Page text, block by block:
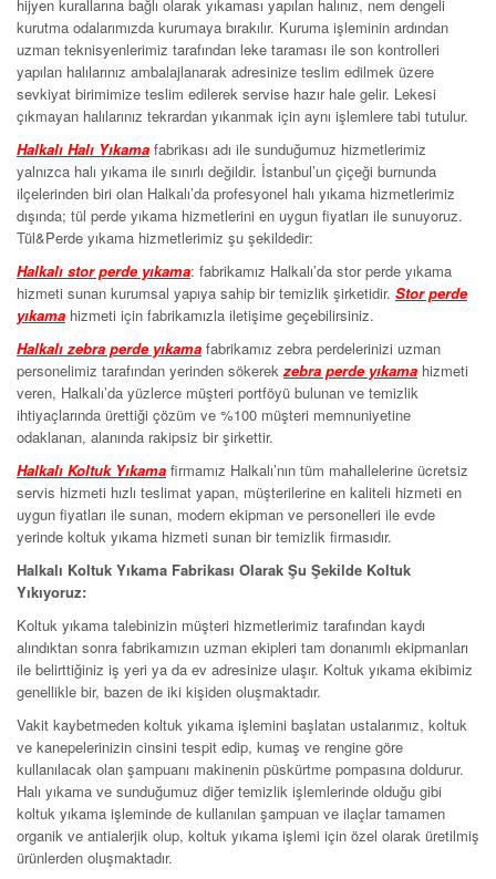
hijyen kurallarına bağlı olarak yıkaması yapılan halınız, nem dengeli
kurutma odalarımızda kurumaya bırakılır. Kuruma işleminin ardından
uzman teknisyenlerimiz tarafından leke taraması ile son kontrolleri
yapılan halılarınız ambalajlanarak adresinize teslim edilmek üzere
sevkiyat birimimize teslim edilerek servise hazır hale gelir. Lekesi
çıkmayan halılarınız tekrardan yıkanmak için aynı işlemlere tabi tutulur.
Halkalı Halı Yıkama fabrikası adı ile sunduğumuz hizmetlerimiz
yalnızca halı yıkama ile sınırlı değildir. İstanbul’un çiçeği burnunda
ilçelerinden biri olan Halkalı’da profesyonel halı yıkama hizmetlerimiz
dışında; tül perde yıkama hizmetlerini en uygun fiyatları ile sunuyoruz.
Tül&Perde yıkama hizmetlerimiz şu şekildedir:
Halkalı stor perde yıkama: fabrikamız Halkalı’da stor perde yıkama
hizmeti sunan kurumsal yapıya sahip bir temizlik şirketidir. Stor perde
yıkama hizmeti için fabrikamızla iletişime geçebilirsiniz.
Halkalı zebra perde yıkama fabrikamız zebra perdelerinizi uzman
personelimiz tarafından yerinden sökerekzebra perde yıkama hizmeti
veren, Halkalı’da yüzlerce müşteri portföyü bulunan ve temizlik
ihtiyaçlarında ürettiği çözüm ve %100 müşteri memnuniyetine
odaklanan, alanında rakipsiz bir şirkettir.
Halkalı Koltuk Yıkama firmamız Halkalı’nın tüm mahallelerine ücretsiz
servis hizmeti hızlı teslimat yapan, müşterilerine en kaliteli hizmeti en
uygun fiyatları ile sunan, modern ekipman ve personelleri ile evde
yerinde koltuk yıkama hizmeti sunan bir temizlik firmasıdır.
Halkalı Koltuk Yıkama Fabrikası Olarak Şu Şekilde Koltuk
Yıkıyoruz:
Koltuk yıkama talebinizin müşteri hizmetlerimiz tarafından kaydı
alındıktan sonra fabrikamızın uzman ekipleri tam donanımlı ekipmanları
ile belirttiğiniz iş yeri ya da ev adresinize ulaşır. Koltuk yıkama ekibimiz
genellikle bir, bazen de iki kişiden oluşmaktadır.
Vakit kaybetmeden koltuk yıkama işlemini başlatan ustalarımız, koltuk
ve kanepelerinizin cinsini tespit edip, kumaş ve rengine göre
kullanılacak olan şampuanı makinenin püskürtme pompasına doldurur.
Halı yıkama ve sunduğumuz diğer temizlik işlemlerinde olduğu gibi
koltuk yıkama işleminde de kullanılan şampuan ve ilaçlar tamamen
organik ve antialerjik olup, koltuk yıkama işlemi için özel olarak üretilmiş
ürünlerden oluşmaktadır.